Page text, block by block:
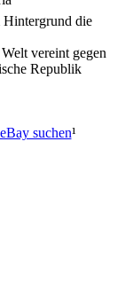
Hintergrund die
vereint gegen
Republik
suchen¹